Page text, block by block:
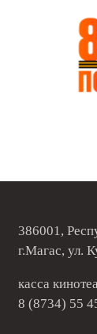
386001,
г.Магас, ул.
касса
8 (8734) 55